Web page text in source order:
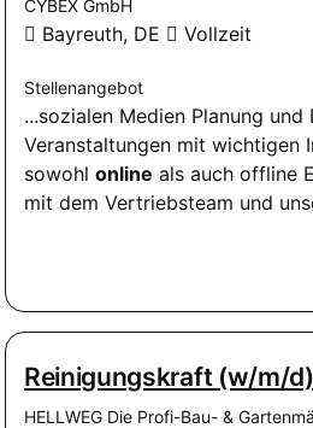
CYBEX GmbH
Bayreuth, DE Vollzeit
Stellenangebot
...sozialen Medien Planung
Veranstaltungen mit wichtigen
sowohl online als auch offline
mit dem Vertriebsteam und
Reinigungskraft (w/m/d)
HELLWEG Die Profi-Bau- &